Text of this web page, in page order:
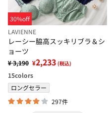
30%off
LAVIENNE
レーシー脇高スッキリブラ＆シ
ョーツ
¥ 3,190 ¥2,233 (税込)
15colors
ロングセラー
297件